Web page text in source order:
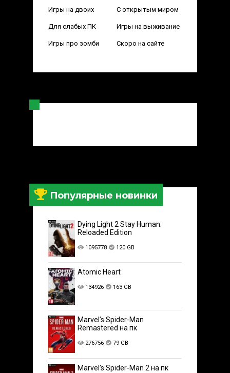
Игры на двоих С открытым миром
Для слабых ПК Игры на выживание
Игры про зомби Скоро на сайте
Популярные новинки
Dying Light 2 Stay Human:
Reloaded Edition
1095778 120 GB
Atomic Heart
134926 163 GB
Marvel’s Spider-Man
Remastered на пк
276756 79 GB
Marvel’s Spider-Man 2 на пк